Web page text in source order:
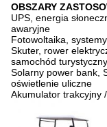
OBSZARY
UPS, energia
awaryjne
Fotowoltaika,
Skuter, rower
samochód
Solarny power bank,
oświetlenie uliczne
Akumulator trakcyjny